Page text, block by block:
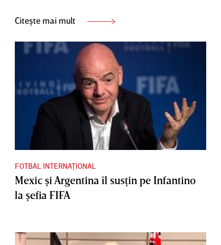
Citește mai mult
FOTBAL INTERNAȚIONAL
Mexic şi Argentina îl susţin pe Infantino
la şefia FIFA